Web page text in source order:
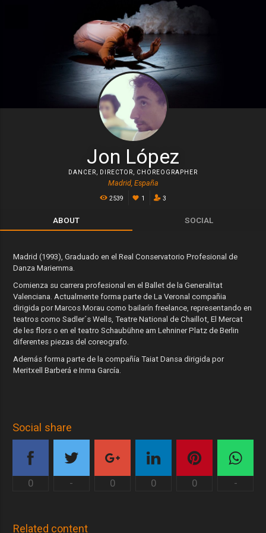
Jon López
DANCER DIRECTOR CHOREOGRAPHER
Madrid, España
2539 1 3
ABOUT SOCIAL
Madrid (1993), Graduado en el Real Conservatorio Profesional de
Danza Mariemma.
Comienza su carrera profesional en el Ballet de la Generalitat
Valenciana. Actualmente forma parte de La Veronal compañia
dirigida por Marcos Morau como bailarín freelance, representando en
teatros como Sadler´s Wells, Teatre National de Chaillot, El Mercat
de les flors o en el teatro Schaubühne am Lehniner Platz de Berlin
diferentes piezas del coreografo.
Además forma parte de la compañía Taiat Dansa dirigida por
Meritxell Barberá e Inma García.
Social share
0 - 0 0 0 -
Related content